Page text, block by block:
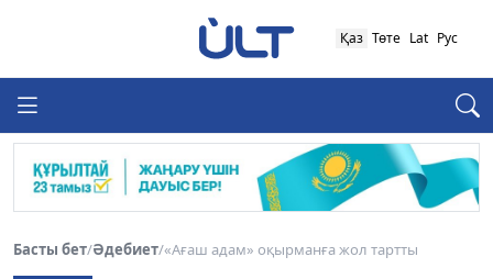
Қаз Төте Lat Рус
Басты бет/Әдебиет/«Ағаш адам» оқырманға жол тартты